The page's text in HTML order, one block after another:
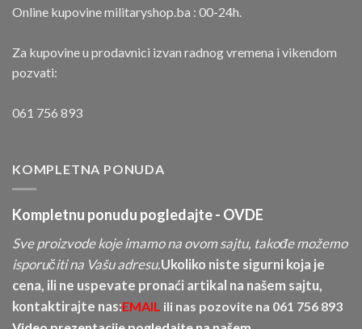
Online kupovine militaryshop.ba : 00-24h.
Za kupovine u prodavnici izvan radnog vremena i vikendom
pozvati:
061 756 893
KOMPLETNA PONUDA
Kompletnu ponudu pogledajte - OVDE
Sve proizvode koje imamo na ovom sajtu, takođe možemo
isporučiti na Vašu adresu.Ukoliko niste sigurni koja je
cena, ili ne uspevate pronaći artikal na našem sajtu,
kontaktirajte nas:EMAIL ili nas pozovite na 061 756 893